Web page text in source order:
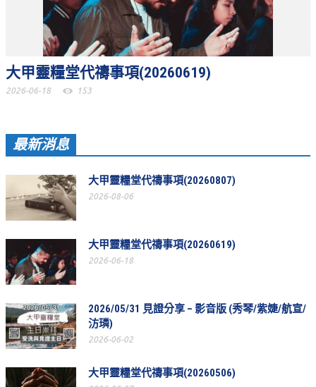
教會節慶_2019年
教會節慶_2018年
教會節慶_2017年
教會節慶_2016年
教會節慶_2014年
活動影音
活動影音_2026年
活動影音_2025年
活動影音_2024年
活動影音_2022年
活動影音_2020年
大甲靈糧堂代禱事項(20260619)
2026-06-18 153
最新消息
大甲靈糧堂代禱事項(20260807)
2026-08-06
大甲靈糧堂代禱事項(20260619)
2026-06-18
2026/05/31 見證分享 – 影音版 (秀琴/紫婕/航宣/
汸璘)
2026-06-02
大甲靈糧堂代禱事項(20260506)